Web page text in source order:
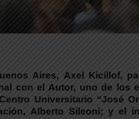
Aires, Axel Kicillof,
con el Autor, uno de los
Centro Universitario “José
Alberto Sileoni; y el